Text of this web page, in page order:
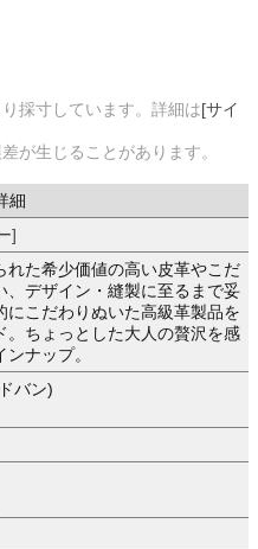
採寸しています。詳細は[サイ
が生じることがあります。
細
]
れた希少価値の高い皮革やこだ
、デザイン・縫製に至るまで妥
にこだわりぬいた高級革製品を
。ちょっとした大人の贅沢を感
ナップ。
バン)